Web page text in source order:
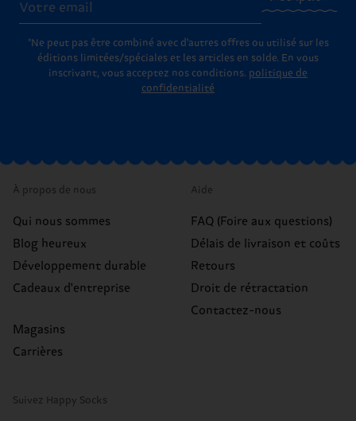
*Ne peut pas être combiné avec d'autres offres ou utilisé sur les
éditions limitées/spéciales et les articles en solde. En vous
inscrivant, vous acceptez nos conditions. politique de
confidentialité
À propos de nous
Qui nous sommes
Blog heureux
Développement durable
Cadeaux d'entreprise
Magasins
Carrières
Aide
FAQ (Foire aux questions)
Délais de livraison et coûts
Retours
Droit de rétractation
Contactez-nous
Suivez Happy Socks